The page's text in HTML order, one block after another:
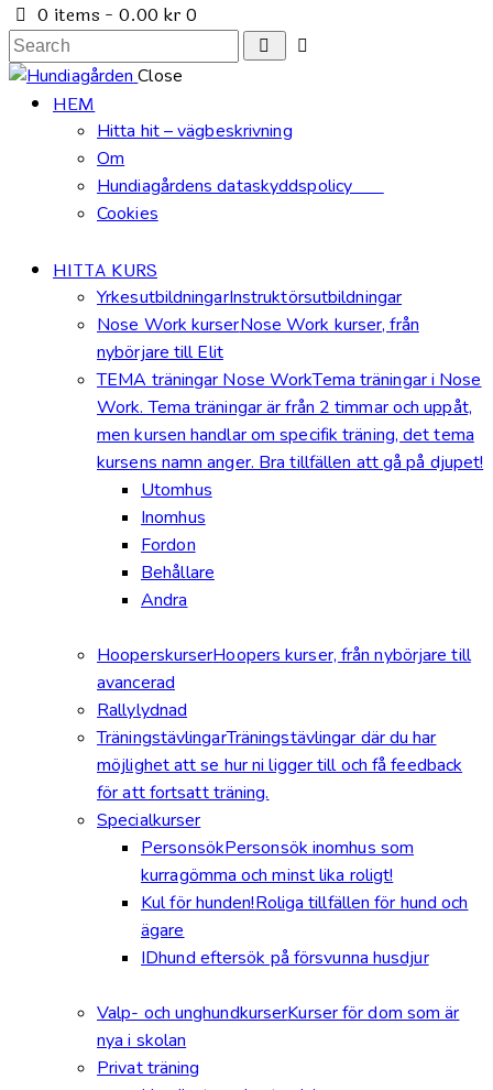
0 items - 0.00 kr 0
Close
HEM
Hitta hit – vägbeskrivning
Om
Hundiagårdens dataskyddspolicy
Cookies
HITTA KURS
YrkesutbildningarInstruktörsutbildningar
Nose Work kurserNose Work kurser, från
nybörjare till Elit
TEMA träningar Nose WorkTema träningar i Nose
Work. Tema träningar är från 2 timmar och uppåt,
men kursen handlar om specifik träning, det tema
kursens namn anger. Bra tillfällen att gå på djupet!
Utomhus
Inomhus
Fordon
Behållare
Andra
HooperskurserHoopers kurser, från nybörjare till
avancerad
Rallylydnad
TräningstävlingarTräningstävlingar där du har
möjlighet att se hur ni ligger till och få feedback
för att fortsatt träning.
Specialkurser
PersonsökPersonsök inomhus som
kurragömma och minst lika roligt!
Kul för hunden!Roliga tillfällen för hund och
ägare
IDhund eftersök på försvunna husdjur
Valp- och unghundkurserKurser för dom som är
nya i skolan
Privat träning